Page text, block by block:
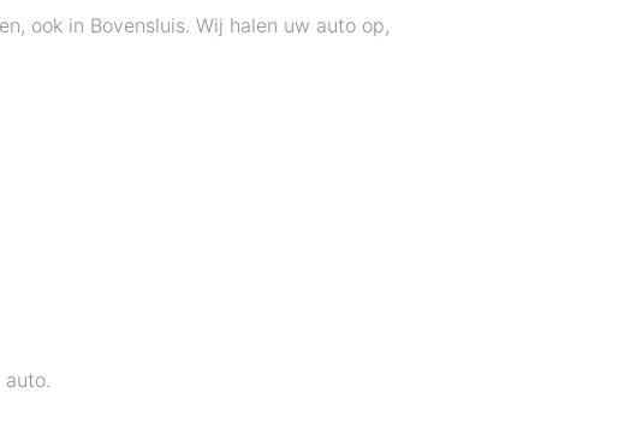
ook in Bovensluis. Wij halen uw auto op,